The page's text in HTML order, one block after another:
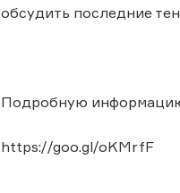
обсудить последние
Подробную
https://goo.gl/oKMrfF